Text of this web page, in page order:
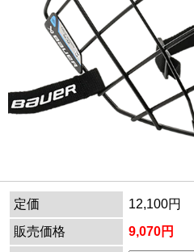
定価
12,100円
販売価格
9,070円